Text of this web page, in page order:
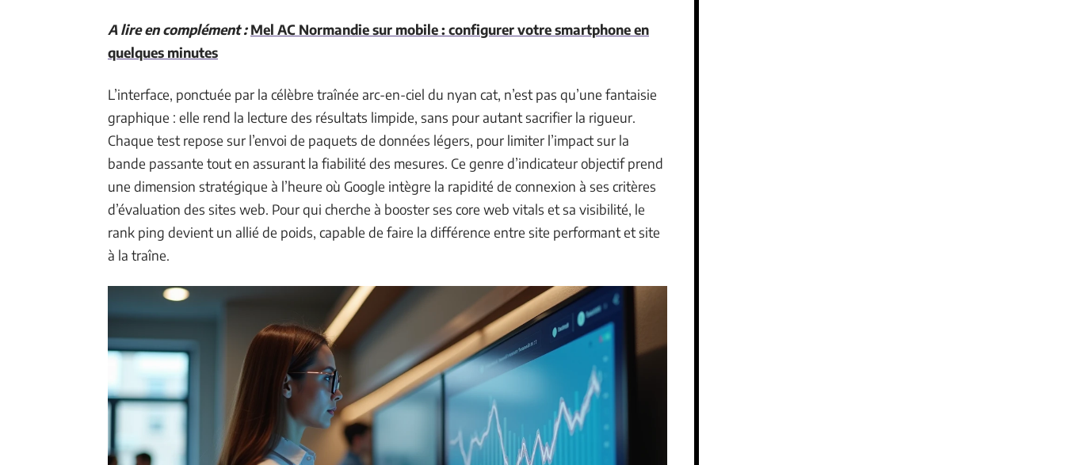
A lire en complément : Mel AC Normandie sur mobile : configurer votre smartphone en
quelques minutes
L’interface, ponctuée par la célèbre traînée arc-en-ciel du nyan cat, n’est pas qu’une fantaisie
graphique : elle rend la lecture des résultats limpide, sans pour autant sacrifier la rigueur.
Chaque test repose sur l’envoi de paquets de données légers, pour limiter l’impact sur la
bande passante tout en assurant la fiabilité des mesures. Ce genre d’indicateur objectif prend
une dimension stratégique à l’heure où Google intègre la rapidité de connexion à ses critères
d’évaluation des sites web. Pour qui cherche à booster ses core web vitals et sa visibilité, le
rank ping devient un allié de poids, capable de faire la différence entre site performant et site
à la traîne.